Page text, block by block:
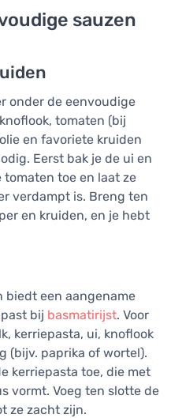
sauzen
onder de eenvoudige
tomaten (bij
en favoriete kruiden
Eerst bak je de ui en
tomaten toe en laat ze
verdampt is. Breng ten
en kruiden, en je hebt
biedt een aangename
bij basmatirijst. Voor
kerriepasta, ui, knoflook
(bijv. paprika of wortel).
kerriepasta toe, die met
vormt. Voeg ten slotte de
ze zacht zijn.